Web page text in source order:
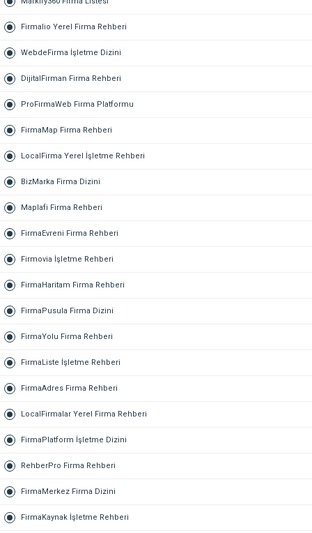
Firmalio Yerel Firma Rehberi
WebdeFirma İşletme Dizini
DijitalFirman Firma Rehberi
ProFirmaWeb Firma Platformu
FirmaMap Firma Rehberi
LocalFirma Yerel İşletme Rehberi
BizMarka Firma Dizini
Maplafi Firma Rehberi
FirmaEvreni Firma Rehberi
Firmovia İşletme Rehberi
FirmaHaritam Firma Rehberi
FirmaPusula Firma Dizini
FirmaYolu Firma Rehberi
FirmaListe İşletme Rehberi
FirmaAdres Firma Rehberi
LocalFirmalar Yerel Firma Rehberi
FirmaPlatform İşletme Dizini
RehberPro Firma Rehberi
FirmaMerkez Firma Dizini
FirmaKaynak İşletme Rehberi